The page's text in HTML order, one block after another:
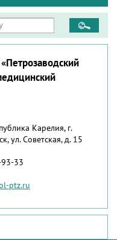
Карелия, г.
ул. Советская, д. 15
33
ptz.ru